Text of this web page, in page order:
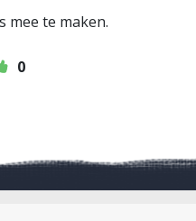
mee te maken.
0